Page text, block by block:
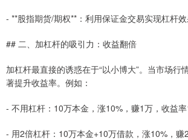
- **股指期货/期权**：利用保证金交易实现杠杆
## 二、加杠杆的吸引力：收益翻倍
加杠杆最直接的诱惑在于“以小博大”。当市场行
著提升收益率。例如：
- 不用杠杆：10万本金，涨10%，赚1万，收益
- 用2倍杠杆：10万本金+10万借款，涨10%，赚